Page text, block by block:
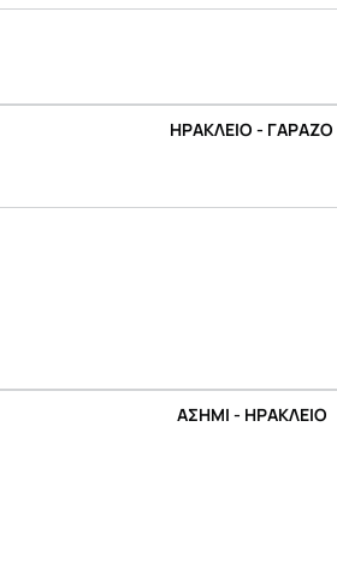
ΗΡΑΚΛΕΙΟ - ΓΑΡΑΖΟ
ΑΣΗΜΙ - ΗΡΑΚΛΕΙΟ